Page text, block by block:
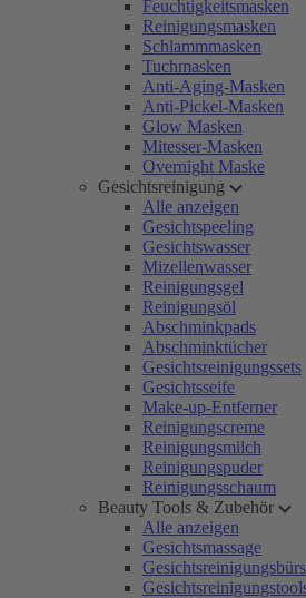
Feuchtigkeitsmasken
Reinigungsmasken
Schlammmasken
Tuchmasken
Anti-Aging-Masken
Anti-Pickel-Masken
Glow Masken
Mitesser-Masken
Overnight Maske
Gesichtsreinigung
Alle anzeigen
Gesichtspeeling
Gesichtswasser
Mizellenwasser
Reinigungsgel
Reinigungsöl
Abschminkpads
Abschminktücher
Gesichtsreinigungssets
Gesichtsseife
Make-up-Entferner
Reinigungscreme
Reinigungsmilch
Reinigungspuder
Reinigungsschaum
Beauty Tools & Zubehör
Alle anzeigen
Gesichtsmassage